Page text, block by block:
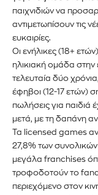
παιχνιδιών να
αντιμετωπίσουν τις
ευκαιρίες.
Οι ενήλικες (18+
ηλικιακή ομάδα στην
τελευταία δύο
έφηβοι (12-17 ετών)
πωλήσεις για παιδιά
μετά, με τη δαπάνη
Τα licensed games
27,8% των
μεγάλα franchises
τροφοδοτούν το
περιεχόμενο στον